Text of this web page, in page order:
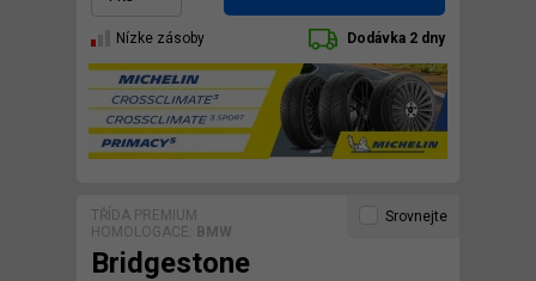
Nízke zásoby Dodávka 2 dny
TŘÍDA PREMIUM
HOMOLOGACE: BMW
Bridgestone
Srovnejte